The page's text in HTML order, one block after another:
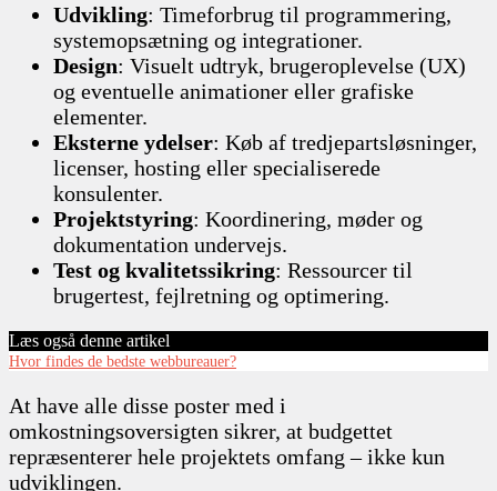
Udvikling: Timeforbrug til programmering,
systemopsætning og integrationer.
Design: Visuelt udtryk, brugeroplevelse (UX)
og eventuelle animationer eller grafiske
elementer.
Eksterne ydelser: Køb af tredjepartsløsninger,
licenser, hosting eller specialiserede
konsulenter.
Projektstyring: Koordinering, møder og
dokumentation undervejs.
Test og kvalitetssikring: Ressourcer til
brugertest, fejlretning og optimering.
Læs også denne artikel
Hvor findes de bedste webbureauer?
At have alle disse poster med i
omkostningsoversigten sikrer, at budgettet
repræsenterer hele projektets omfang – ikke kun
udviklingen.